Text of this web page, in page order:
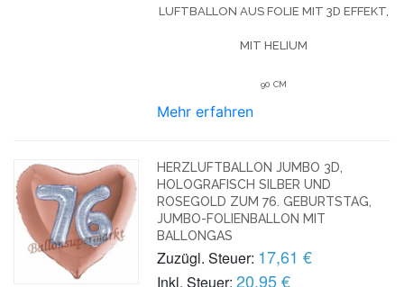
LUFTBALLON AUS FOLIE MIT 3D EFFEKT,
MIT HELIUM
90 CM
Mehr erfahren
HERZLUFTBALLON JUMBO 3D,
HOLOGRAFISCH SILBER UND
ROSEGOLD ZUM 76. GEBURTSTAG,
JUMBO-FOLIENBALLON MIT
BALLONGAS
Zuzügl. Steuer: 17,61 €
Inkl. Steuer: 20,95 €